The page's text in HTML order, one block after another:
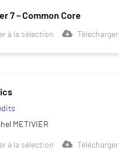
7 – Common Core
à la sélection Télécharger
METIVIER
à la sélection Télécharger